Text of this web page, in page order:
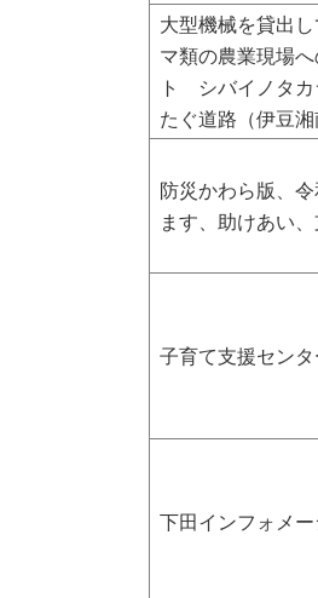
大型機械を貸出
マ類の農業現場
ト シバイノタ
たぐ道路（伊豆
防災かわら版、
ます、助けあい
子育て支援セン
下田インフォメ